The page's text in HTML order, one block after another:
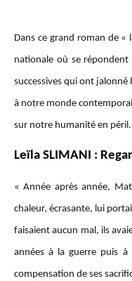
Dans ce grand roman de «
nationale où se répondent
successives qui ont
à notre monde
sur notre humanité en
Leïla SLIMANI :
« Année après année,
chaleur, écrasante, lui
faisaient aucun mal, ils
années à la guerre puis
compensation de ses